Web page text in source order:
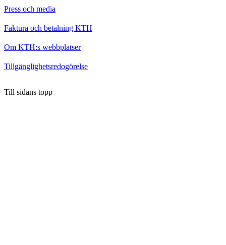
Press och media
Faktura och betalning KTH
Om KTH:s webbplatser
Tillgänglighetsredogörelse
Till sidans topp